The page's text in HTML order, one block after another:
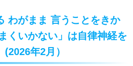
わがまま 言うことをきか
くいかない」は自律神経を
年2月）